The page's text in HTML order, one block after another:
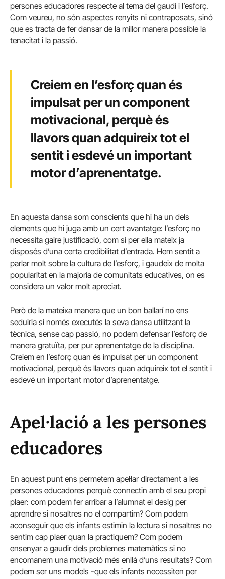
persones educadores respecte al tema del gaudi i l’esforç.
Com veureu, no són aspectes renyits ni contraposats, sinó
que es tracta de fer dansar de la millor manera possible la
tenacitat i la passió.
Creiem en l’esforç quan és
impulsat per un component
motivacional, perquè és
llavors quan adquireix tot el
sentit i esdevé un important
motor d’aprenentatge.
En aquesta dansa som conscients que hi ha un dels
elements que hi juga amb un cert avantatge: l’esforç no
necessita gaire justificació, com si per ella mateix ja
disposés d’una certa credibilitat d’entrada. Hem sentit a
parlar molt sobre la cultura de l’esforç, i gaudeix de molta
popularitat en la majoria de comunitats educatives, on es
considera un valor molt apreciat.
Però de la mateixa manera que un bon ballarí no ens
seduiria si només executés la seva dansa utilitzant la
tècnica, sense cap passió, no podem defensar l’esforç de
manera gratuïta, per pur aprenentatge de la disciplina.
Creiem en l’esforç quan és impulsat per un component
motivacional, perquè és llavors quan adquireix tot el sentit i
esdevé un important motor d’aprenentatge.
Apel·lació a les persones
educadores
En aquest punt ens permetem apel·lar directament a les
persones educadores perquè connectin amb el seu propi
plaer: com podem fer arribar a l’alumnat el desig per
aprendre si nosaltres no el compartim? Com podem
aconseguir que els infants estimin la lectura si nosaltres no
sentim cap plaer quan la practiquem? Com podem
ensenyar a gaudir dels problemes matemàtics si no
encomanem una motivació més enllà d’uns resultats? Com
podem ser uns models -que els infants necessiten per